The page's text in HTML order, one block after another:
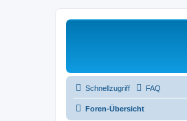
Schnellzugriff FAQ
Foren-Übersicht